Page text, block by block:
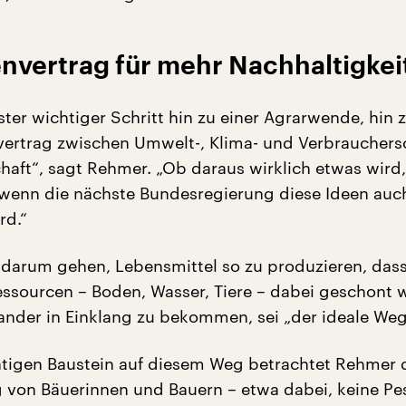
für mehr
wichtiger Schritt hin zu einer Agrarwende, hin
zwischen Umwelt-, Klima- und
sagt Rehmer. „Ob daraus wirklich etwas
die nächste Bundesregierung diese Ideen
gehen, Lebensmittel so zu produzieren,
– Boden, Wasser, Tiere – dabei geschont
in Einklang zu bekommen, sei „der ideale
Baustein auf diesem Weg betrachtet Rehmer
Bäuerinnen und Bauern – etwa dabei, keine